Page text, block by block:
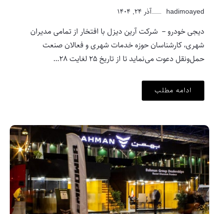
hadimoayed
آذر ۲۴, ۱۴۰۴
دیجی خودرو – شرکت آرین ‌دیزل با افتخار از تمامی مدیران
شهری، کارشناسان حوزه خدمات شهری و فعالان صنعت
حمل‌ونقل دعوت می‌نماید تا از تاریخ ۲۵ لغایت ۲۸...
ادامه مطلب